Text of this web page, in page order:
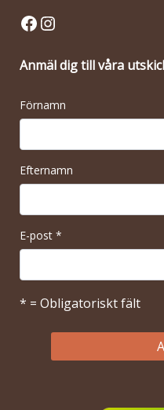
Facebook
Instagram
Anmäl dig till våra
Förnamn
Efternamn
E-post *
* = Obligatoriskt fält